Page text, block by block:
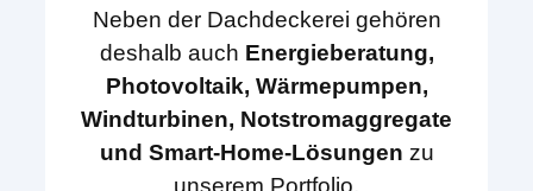
Neben der Dachdeckerei gehören
deshalb auch Energieberatung,
Photovoltaik, Wärmepumpen,
Windturbinen, Notstromaggregate
und Smart-Home-Lösungen zu
unserem Portfolio.